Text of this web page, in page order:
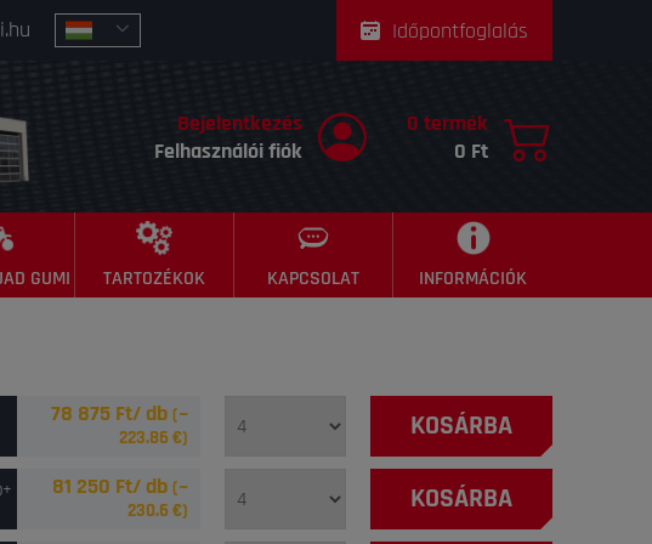
Időpontfoglalás
Bejelentkezés
Felhasználói fiók
0 termék
0 Ft
GUMI TARTOZÉKOK KAPCSOLAT INFORMÁCIÓK
78 875 Ft/ db (~
223.86 €) KOSÁRBA
81 250 Ft/ db (~
230.6 €) KOSÁRBA